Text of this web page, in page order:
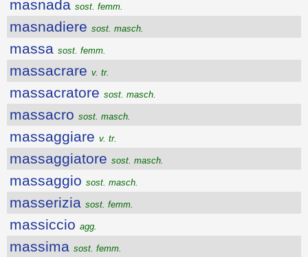
masnada sost. femm.
masnadiere sost. masch.
massa sost. femm.
massacrare v. tr.
massacratore sost. masch.
massacro sost. masch.
massaggiare v. tr.
massaggiatore sost. masch.
massaggio sost. masch.
masserizia sost. femm.
massiccio agg.
massima sost. femm.